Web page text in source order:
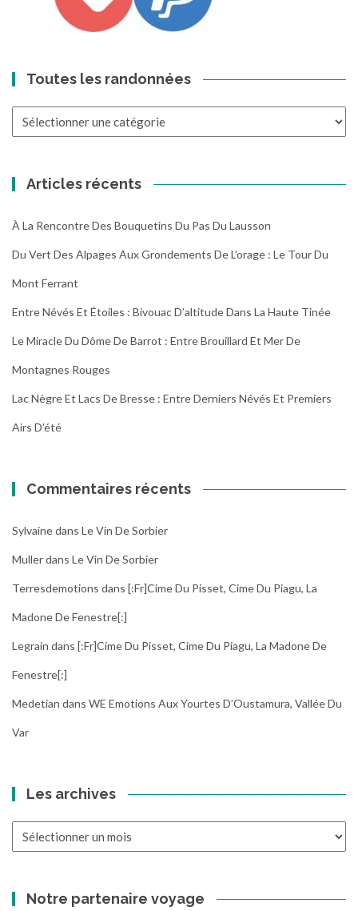
Toutes les randonnées
Articles récents
À La Rencontre Des Bouquetins Du Pas Du Lausson
Du Vert Des Alpages Aux Grondements De L’orage : Le Tour Du
Mont Ferrant
Entre Névés Et Étoiles : Bivouac D’altitude Dans La Haute Tinée
Le Miracle Du Dôme De Barrot : Entre Brouillard Et Mer De
Montagnes Rouges
Lac Nègre Et Lacs De Bresse : Entre Derniers Névés Et Premiers
Airs D’été
Commentaires récents
Sylvainedans Le Vin De Sorbier
Mullerdans Le Vin De Sorbier
Terresdemotions dans [:fr]Cime Du Pisset, Cime Du Piagu, La
Madone De Fenestre[:]
Legrain dans [:fr]Cime Du Pisset, Cime Du Piagu, La Madone De
Fenestre[:]
Medetian dans WE Emotions Aux Yourtes D’Oustamura, Vallée Du
Var
Les archives
Notre partenaire voyage